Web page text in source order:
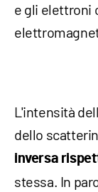
e gli elettroni
L'intensità
dello
inversa
stessa. In